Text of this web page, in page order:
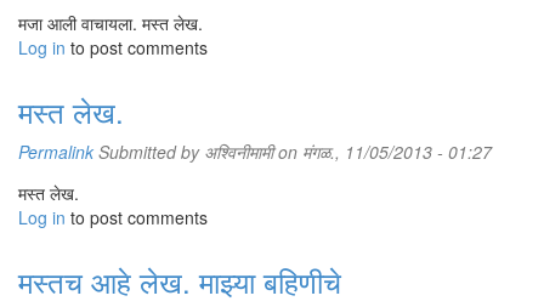
मजा आली वाचायला. मस्त लेख.
Log in to post comments
मस्त लेख.
Permalink Submitted by अश्विनीमामीon मंगळ., 11/05/2013 - 01:27
मस्त लेख.
Log in to post comments
मस्तच आहे लेख. माझ्या बहिणीचे